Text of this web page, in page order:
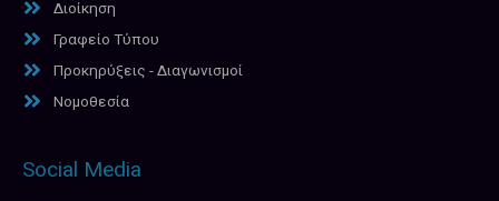
Διοίκηση
Γραφείο Τύπου
Προκηρύξεις - Διαγωνισμοί
Νομοθεσία
Social Media